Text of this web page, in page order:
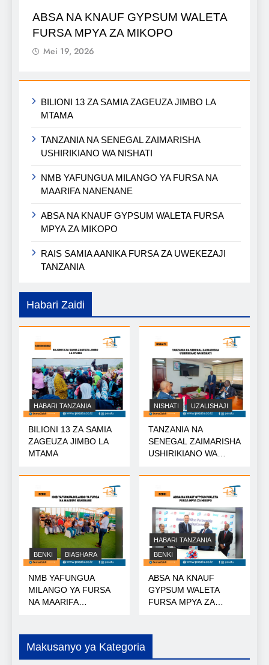
ABSA NA KNAUF GYPSUM WALETA
FURSA MPYA ZA MIKOPO
Mei 19, 2026
BILIONI 13 ZA SAMIA ZAGEUZA JIMBO LA
MTAMA
TANZANIA NA SENEGAL ZAIMARISHA
USHIRIKIANO WA NISHATI
NMB YAFUNGUA MILANGO YA FURSA NA
MAARIFA NANENANE
ABSA NA KNAUF GYPSUM WALETA FURSA
MPYA ZA MIKOPO
RAIS SAMIA AANIKA FURSA ZA UWEKEZAJI
TANZANIA
Habari Zaidi
HABARI TANZANIA
BILIONI 13 ZA SAMIA
ZAGEUZA JIMBO LA
MTAMA
NISHATI UZALISHAJI
TANZANIA NA
SENEGAL ZAIMARISHA
USHIRIKIANO WA
BENKI BIASHARA
NMB YAFUNGUA
MILANGO YA FURSA
NA MAARIFA
HABARI TANZANIA
BENKI
ABSA NA KNAUF
GYPSUM WALETA
FURSA MPYA ZA
Makusanyo ya Kategoria